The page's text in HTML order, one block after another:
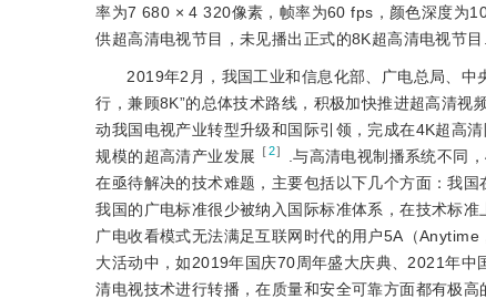
率为7 680 × 4 320像素，帧率为60 fps，颜色深度为
供超高清电视节目，未见播出正式的8K超高清电视节目.
2019年2月，我国工业和信息化部、广电总局、
行，兼顾8K”的总体技术路线，积极加快推进超高清
动我国电视产业转型升级和国际引领，完成在4K超高
规模的超高清产业发展
［2］
.与高清电视制播系统不同
在亟待解决的技术难题，主要包括以下几个方面：我
我国的广电标准很少被纳入国际标准体系，在技术标
广电收看模式无法满足互联网时代的用户5A（
大活动中，如2019年国庆70周年盛大庆典、2021年
清电视技术进行转播，在质量和安全可靠方面都有极